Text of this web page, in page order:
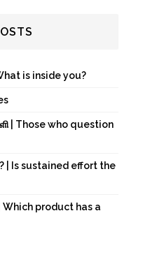
is inside you?
| Those who question
| Is sustained effort the
Which product has a